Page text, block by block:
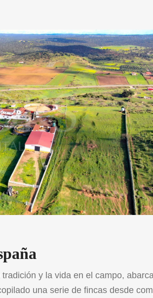
y la vida en el campo,
una serie de fincas desde